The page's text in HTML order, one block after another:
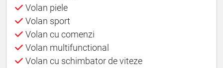
Volan piele
Volan sport
Volan cu comenzi
Volan multifunctional
Volan cu schimbator de viteze